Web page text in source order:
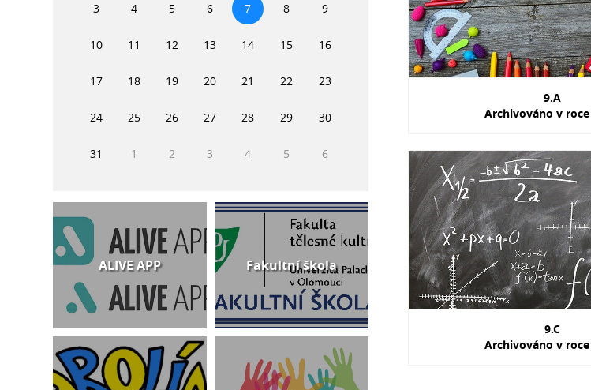
9.A
Archivováno v roce
9.C
Archivováno v roce
3 4 5 6 7 8 9
10 11 12 13 14 15 16
17 18 19 20 21 22 23
24 25 26 27 28 29 30
31 1 2 3 4 5 6
ALIVE APP Fakultní škola